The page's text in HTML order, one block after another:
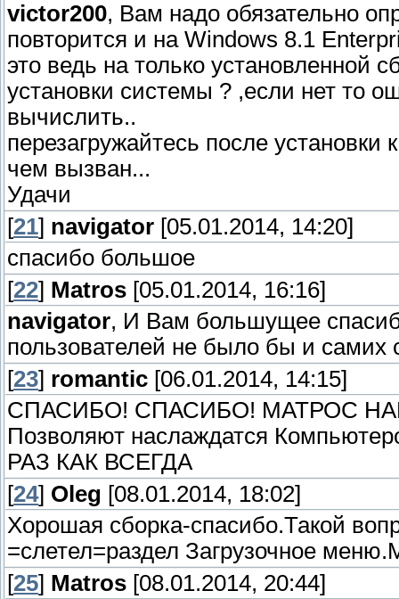
victor200, Вам надо обязательно
повторится и на Windows 8.1
это ведь на только установленной
установки системы ? ,если нет то
вычислить..
перезагружайтесь после
чем вызван...
Удачи
[21] navigator [05.01.2014, 14:20]
спасибо большое
[22] Matros [05.01.2014, 16:16]
navigator, И Вам большущее
пользователей не было бы и самих
[23] romantic [06.01.2014, 14:15]
СПАСИБО! СПАСИБО! МАТРОС
Позволяют наслаждатся
РАЗ КАК ВСЕГДА
[24] Oleg [08.01.2014, 18:02]
Хорошая сборка-спасибо.Такой
=слетел=раздел Загрузочное
[25] Matros [08.01.2014, 20:44]